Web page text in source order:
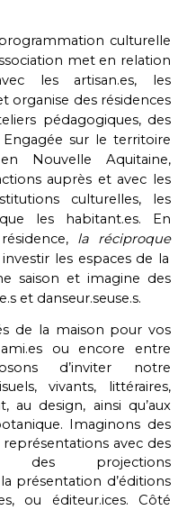
culturelle
met en relation
les artisan.es, les
organise des résidences
pédagogiques, des
sur le territoire
Nouvelle Aquitaine,
auprès et avec les
culturelles, les
les habitant.es. En
la réciproque
les espaces de la
saison et imagine des
et danseur.seuse.s.
de la maison pour vos
ou encore entre
d’inviter notre
vivants, littéraires,
au design, ainsi qu’aux
Imaginons des
avec des
des projections
présentation d’éditions
ou éditeur.ices. Côté